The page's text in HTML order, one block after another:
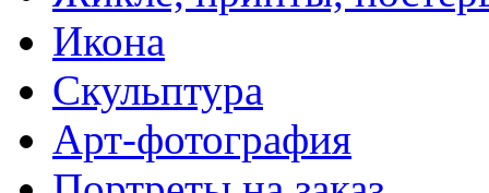
Икона
Скульптура
Арт-фотография